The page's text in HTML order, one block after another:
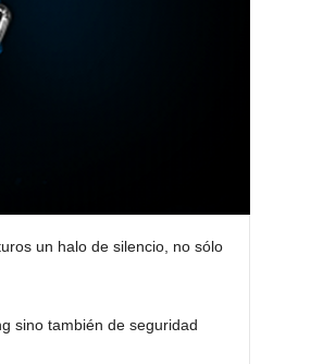
un halo de silencio, no sólo
sino también de seguridad